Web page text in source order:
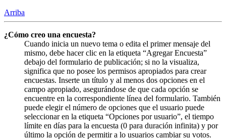
Arriba
¿Cómo creo una encuesta?
Cuando inicia un nuevo tema o edita el primer mensaje del
mismo, debe hacer clic en la etiqueta “Agregar Encuesta”
debajo del formulario de publicación; si no la visualiza,
significa que no posee los permisos apropiados para crear
encuestas. Inserte un título y al menos dos opciones en el
campo apropiado, asegurándose de que cada opción se
encuentre en la correspondiente línea del formulario. También
puede elegir el número de opciones que el usuario puede
seleccionar en la etiqueta “Opciones por usuario”, el tiempo
límite en días para la encuesta (0 para duración infinita) y por
último la opción de permitir a lo usuarios cambiar su votos.